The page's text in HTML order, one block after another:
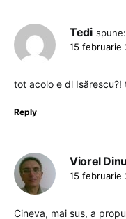
Tedi spune:
15 februarie
tot acolo e dl Isărescu?!
Reply
Viorel Dinu
15 februarie
Cineva, mai sus, a